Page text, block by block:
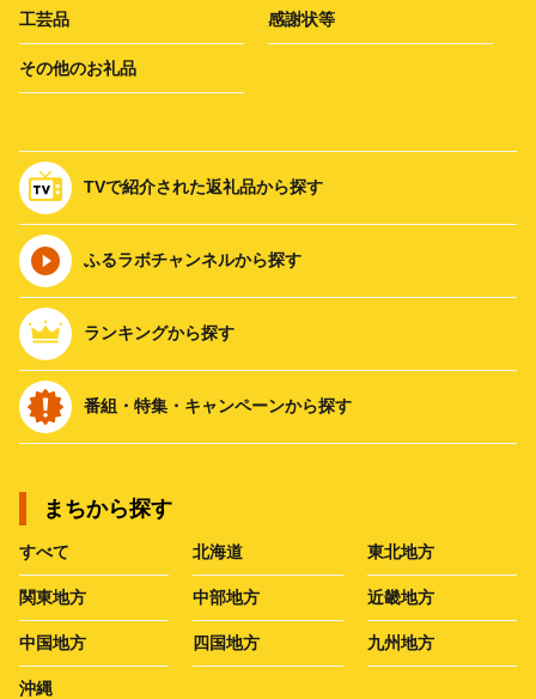
工芸品 感謝状等
その他のお礼品
TVで紹介された返礼品から探す
ふるラボチャンネルから探す
ランキングから探す
番組・特集・キャンペーンから探す
まちから探す
すべて 北海道 東北地方
関東地方 中部地方 近畿地方
中国地方 四国地方 九州地方
沖縄